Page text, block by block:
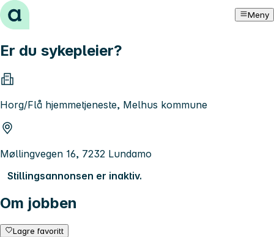
Hopp til innhold Meny
Er du sykepleier?
Horg/Flå hjemmetjeneste, Melhus kommune
Møllingvegen 16, 7232 Lundamo
Stillingsannonsen er inaktiv.
Om jobben
Lagre favoritt